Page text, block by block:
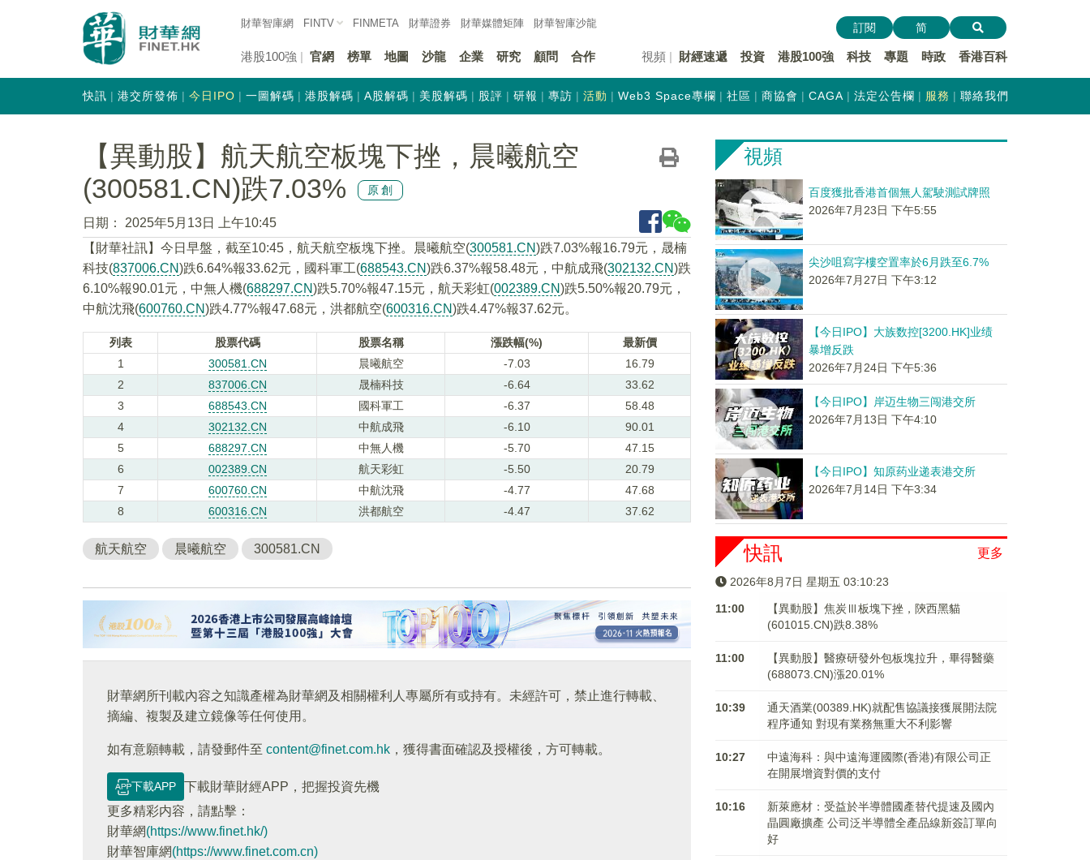
財華智庫網 FINTV FINMETA 財華證券 財華媒體矩陣 財華智庫沙龍
港股100強 官網 榜單 地圖 沙龍 企業 研究 顧問 合作 視頻 財經速遞 投資 港股100強 科技 專題 時政 香港百科
訂閱 简
快訊 港交所發佈 今日IPO 一圖解碼 港股解碼 A股解碼 美股解碼 股評 研報 專訪 活動 Web3 Space專欄 社區 商協會 CAGA 法定公告欄 服務 聯絡我們
【異動股】航天航空板塊下挫，晨曦航空
(300581.CN)跌7.03%
原創
日期：
2025年5月13日 上午10:45
【財華社訊】今日早盤，截至10:45，航天航空板塊下挫。晨曦航空(300581.CN)跌7.03%報16.79元，晟楠
科技(837006.CN)跌6.64%報33.62元，國科軍工(688543.CN)跌6.37%報58.48元，中航成飛(302132.CN)跌
6.10%報90.01元，中無人機(688297.CN)跌5.70%報47.15元，航天彩虹(002389.CN)跌5.50%報20.79元，
中航沈飛(600760.CN)跌4.77%報47.68元，洪都航空(600316.CN)跌4.47%報37.62元。
列表 股票代碼 股票名稱 漲跌幅(%)
最新價
1
300581.CN 晨曦航空 -7.03
16.79
2
837006.CN 晟楠科技 -6.64
33.62
3
688543.CN 國科軍工 -6.37
58.48
4
302132.CN 中航成飛 -6.10
90.01
5
688297.CN 中無人機 -5.70
47.15
6
002389.CN 航天彩虹 -5.50
20.79
7
600760.CN 中航沈飛 -4.77
47.68
8
600316.CN 洪都航空 -4.47 37.62
航天航空 晨曦航空 300581.CN
財華網所刊載內容之知識產權為財華網及相關權利人專屬所有或持有。未經許可，禁止進行轉載、
摘編、複製及建立鏡像等任何使用。
如有意願轉載，請發郵件至 content@finet.com.hk ，獲得書面確認及授權後，方可轉載。
下載APP
下載財華財經APP，把握投資先機
更多精彩内容，請點擊：
財華網(https://www.finet.hk/)
財華智庫網(https://www.finet.com.cn)
視頻
百度獲批香港首個無人駕駛測試牌照
2026年7月23日 下午5:55
尖沙咀寫字樓空置率於6月跌至6.7%
2026年7月27日 下午3:12
【今日IPO】大族数控[3200.HK]业绩
暴增反跌
2026年7月24日 下午5:36
【今日IPO】岸迈生物三闯港交所
2026年7月13日 下午4:10
【今日IPO】知原药业递表港交所
2026年7月14日 下午3:34
更多
快訊
2026年8月7日 星期五 03:10:23
11:00
【異動股】焦炭Ⅲ板塊下挫，陝西黑貓
(601015.CN)跌8.38%
11:00
【異動股】醫療研發外包板塊拉升，畢得醫藥
(688073.CN)漲20.01%
10:39
通天酒業(00389.HK)就配售協議接獲展開法院
程序通知 對現有業務無重大不利影響
10:27
中遠海科：與中遠海運國際(香港)有限公司正
在開展增資對價的支付
10:16
新萊應材：受益於半導體國產替代提速及國內
晶圓廠擴產 公司泛半導體全產品線新簽訂單向
好